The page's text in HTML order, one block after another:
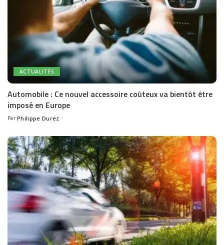
ACTUALITÉS
Automobile : Ce nouvel accessoire coûteux va bientôt être
imposé en Europe
Posted
Par Philippe Durez